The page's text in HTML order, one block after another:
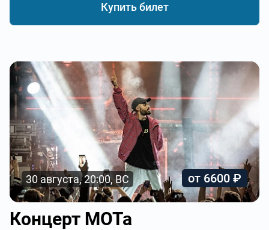
Купить билет
30 августа, 20:00, ВС от 6600 ₽
Концерт МОТа